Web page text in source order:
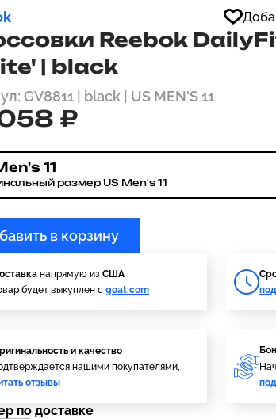
Reebok
| black
GV8811 | black | US MEN'S 11
₽
11
размер US Men's 11
в корзину
напрямую из США
будет выкуплен с goat.com
и качество
нашими покупателями,
отзывы
по доставке